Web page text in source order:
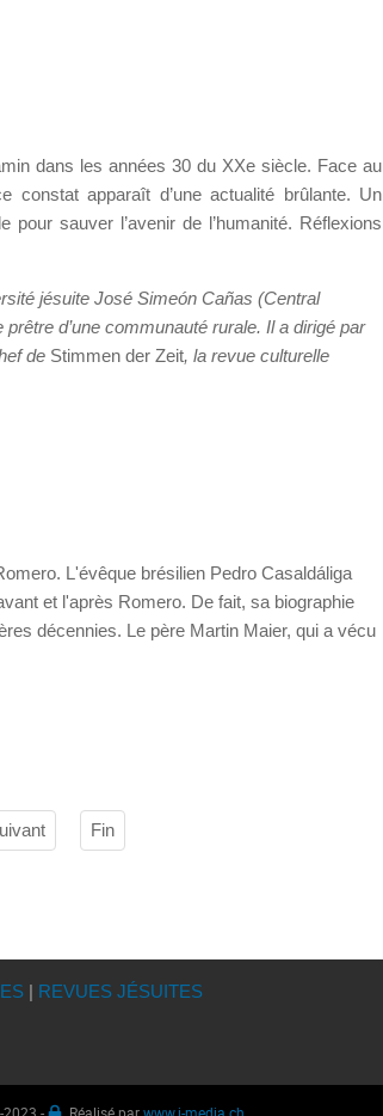
dans les années 30 du XXesiècle. Face au
constat apparaît d’une actualité brûlante. Un
sauver l’avenir de l’humanité. Réflexions
jésuite José Simeón Cañas (Central
d’une communauté rurale. Il a dirigé par
de Stimmen der Zeit, la revue culturelle
L'évêque brésilien Pedro Casaldáliga
et l'après Romero. De fait, sa biographie
décennies. Le père Martin Maier, qui a vécu
Fin
| REVUES JÉSUITES